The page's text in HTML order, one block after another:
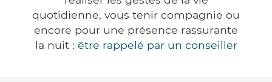
quotidienne, vous tenir compagnie ou
encore pour une présence rassurante
la nuit : être rappelé par un conseiller